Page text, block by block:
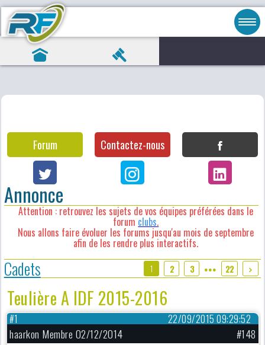
Forum Contactez-nous
Annonce
Attention : retrouvez les sujets de vos équipes préférées dans le
forum clubs.
Nous allons faire évoluer les forums jusqu'au mois de septembre
afin de les rendre plus interactifs.
Cadets 1 2 3 ●●● 22
Teulière A IDF 2015-2016
22/09/2015 09:29:52
#1
haarkon Membre 02/12/2014
#148